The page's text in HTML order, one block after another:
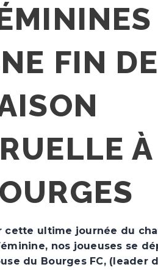
FIN DE
À
cette ultime journée du
nos joueuses se
du Bourges FC, (leader